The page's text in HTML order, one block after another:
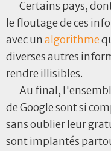
Certains pays,
le floutage de ces
avec un algorithme
diverses autres
rendre illisibles.
Au final,
de Google sont si
sans oublier leur
sont implantés